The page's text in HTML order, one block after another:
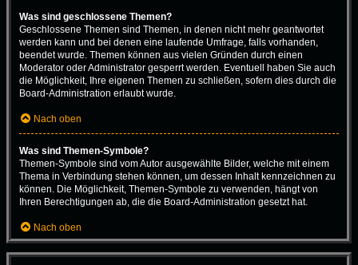
Was sind geschlossene Themen?
Geschlossene Themen sind Themen, in denen nicht mehr geantwortet
werden kann und bei denen eine laufende Umfrage, falls vorhanden,
beendet wurde. Themen können aus vielen Gründen durch einen
Moderator oder Administrator gesperrt werden. Eventuell haben Sie auch
die Möglichkeit, Ihre eigenen Themen zu schließen, sofern dies durch die
Board-Administration erlaubt wurde.
Nach oben
Was sind Themen-Symbole?
Themen-Symbole sind vom Autor ausgewählte Bilder, welche mit einem
Thema in Verbindung stehen können, um dessen Inhalt kennzeichnen zu
können. Die Möglichkeit, Themen-Symbole zu verwenden, hängt von
Ihren Berechtigungen ab, die die Board-Administration gesetzt hat.
Nach oben